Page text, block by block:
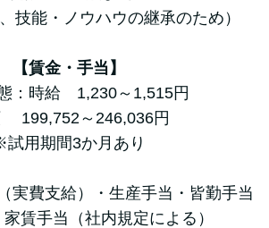
技能・ノウハウの継承のため）
【賃金・手当】
：時給 1,230～1,515円
199,752～246,036円
用期間3か月あり
実費支給）・生産手当・皆勤手当
賃手当（社内規定による）